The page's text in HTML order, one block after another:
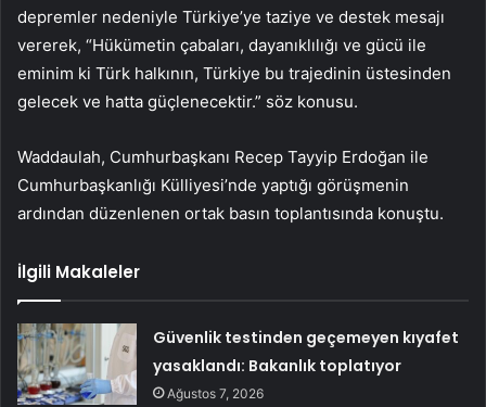
depremler nedeniyle Türkiye’ye taziye ve destek mesajı
vererek, “Hükümetin çabaları, dayanıklılığı ve gücü ile
eminim ki Türk halkının, Türkiye bu trajedinin üstesinden
gelecek ve hatta güçlenecektir.” söz konusu.
Waddaulah, Cumhurbaşkanı Recep Tayyip Erdoğan ile
Cumhurbaşkanlığı Külliyesi’nde yaptığı görüşmenin
ardından düzenlenen ortak basın toplantısında konuştu.
İlgili Makaleler
Güvenlik testinden geçemeyen kıyafet
yasaklandı: Bakanlık toplatıyor
Ağustos 7, 2026